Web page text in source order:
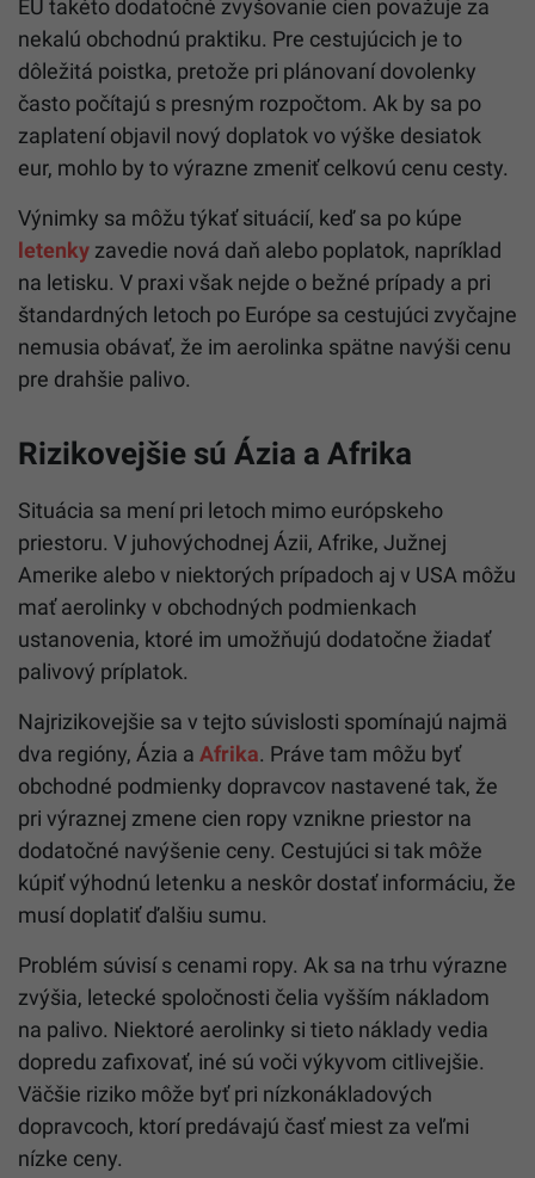
EÚ takéto dodatočné zvyšovanie cien považuje za
nekalú obchodnú praktiku. Pre cestujúcich je to
dôležitá poistka, pretože pri plánovaní dovolenky
často počítajú s presným rozpočtom. Ak by sa po
zaplatení objavil nový doplatok vo výške desiatok
eur, mohlo by to výrazne zmeniť celkovú cenu cesty.
Výnimky sa môžu týkať situácií, keď sa po kúpe
letenky zavedie nová daň alebo poplatok, napríklad
na letisku. V praxi však nejde o bežné prípady a pri
štandardných letoch po Európe sa cestujúci zvyčajne
nemusia obávať, že im aerolinka spätne navýši cenu
pre drahšie palivo.
Rizikovejšie sú Ázia a Afrika
Situácia sa mení pri letoch mimo európskeho
priestoru. V juhovýchodnej Ázii, Afrike, Južnej
Amerike alebo v niektorých prípadoch aj v USA môžu
mať aerolinky v obchodných podmienkach
ustanovenia, ktoré im umožňujú dodatočne žiadať
palivový príplatok.
Najrizikovejšie sa v tejto súvislosti spomínajú najmä
dva regióny, Ázia a Afrika. Práve tam môžu byť
obchodné podmienky dopravcov nastavené tak, že
pri výraznej zmene cien ropy vznikne priestor na
dodatočné navýšenie ceny. Cestujúci si tak môže
kúpiť výhodnú letenku a neskôr dostať informáciu, že
musí doplatiť ďalšiu sumu.
Problém súvisí s cenami ropy. Ak sa na trhu výrazne
zvýšia, letecké spoločnosti čelia vyšším nákladom
na palivo. Niektoré aerolinky si tieto náklady vedia
dopredu zafixovať, iné sú voči výkyvom citlivejšie.
Väčšie riziko môže byť pri nízkonákladových
dopravcoch, ktorí predávajú časť miest za veľmi
nízke ceny.